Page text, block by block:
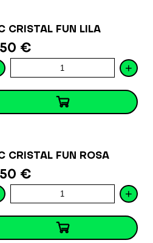
CRISTAL FUN LILA
€
+
CRISTAL FUN ROSA
€
+